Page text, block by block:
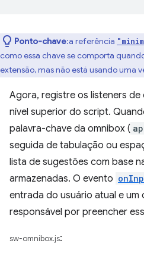
Ponto-chave:a referência
como essa chave se comporta
extensão, mas não está usando uma
Agora, registre os listeners
nível superior do script.
palavra-chave da omnibox (
seguida de tabulação ou
lista de sugestões com base
armazenadas. O evento
entrada do usuário atual e um
responsável por preencher
sw-omnibox.js: